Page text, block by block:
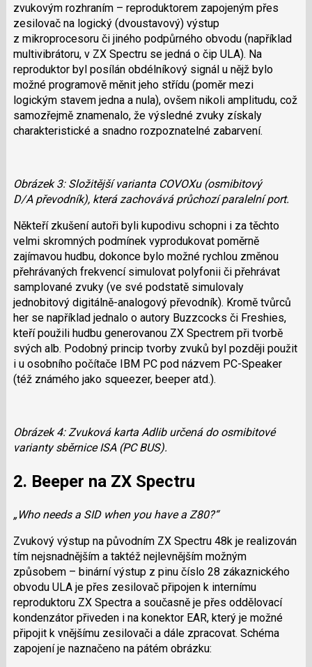
zvukovým rozhraním – reproduktorem zapojeným přes
zesilovač na logický (dvoustavový) výstup
z mikroprocesoru či jiného podpůrného obvodu (například
multivibrátoru, v ZX Spectru se jedná o čip ULA). Na
reproduktor byl posílán obdélníkový signál u nějž bylo
možné programově měnit jeho střídu (poměr mezi
logickým stavem jedna a nula), ovšem nikoli amplitudu, což
samozřejmě znamenalo, že výsledné zvuky získaly
charakteristické a snadno rozpoznatelné zabarvení.
Obrázek 3: Složitější varianta COVOXu (osmibitový
D/A převodník), která zachovává průchozí paralelní port.
Někteří zkušení autoři byli kupodivu schopni i za těchto
velmi skromných podmínek vyprodukovat poměrně
zajímavou hudbu, dokonce bylo možné rychlou změnou
přehrávaných frekvencí simulovat polyfonii či přehrávat
samplované zvuky (ve své podstatě simulovaly
jednobitový digitálně-analogový převodník). Kromě tvůrců
her se například jednalo o autory Buzzcocks či Freshies,
kteří použili hudbu generovanou ZX Spectrem při tvorbě
svých alb. Podobný princip tvorby zvuků byl později použit
i u osobního počítače IBM PC pod názvem PC-Speaker
(též známého jako squeezer, beeper atd.).
Obrázek 4: Zvuková karta Adlib určená do osmibitové
varianty sběrnice ISA (PC BUS).
2. Beeper na ZX Spectru
„Who needs a SID when you have a Z80?“
Zvukový výstup na původním ZX Spectru 48k je realizován
tím nejsnadnějším a taktéž nejlevnějším možným
způsobem – binární výstup z pinu číslo 28 zákaznického
obvodu ULA je přes zesilovač připojen k internímu
reproduktoru ZX Spectra a současně je přes oddělovací
kondenzátor přiveden i na konektor EAR, který je možné
připojit k vnějšímu zesilovači a dále zpracovat. Schéma
zapojení je naznačeno na pátém obrázku: